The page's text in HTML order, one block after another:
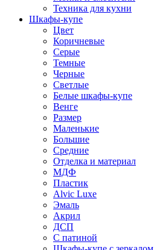
Техника для кухни
Шкафы-купе
Цвет
Коричневые
Серые
Темные
Черные
Светлые
Белые шкафы-купе
Венге
Размер
Маленькие
Большие
Средние
Отделка и материал
МДФ
Пластик
Alvic Luxe
Эмаль
Акрил
ДСП
С патиной